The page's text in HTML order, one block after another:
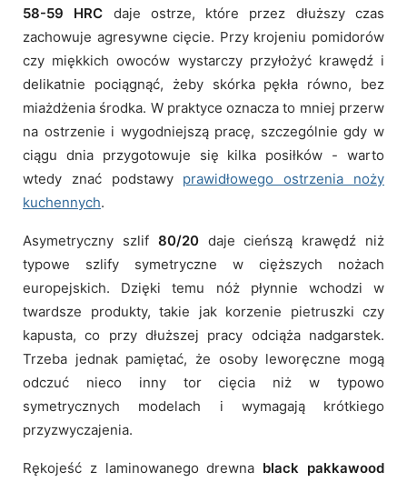
58-59 HRC daje ostrze, które przez dłuższy czas
zachowuje agresywne cięcie. Przy krojeniu pomidorów
czy miękkich owoców wystarczy przyłożyć krawędź i
delikatnie pociągnąć, żeby skórka pękła równo, bez
miażdżenia środka. W praktyce oznacza to mniej przerw
na ostrzenie i wygodniejszą pracę, szczególnie gdy w
ciągu dnia przygotowuje się kilka posiłków - warto
wtedy znać podstawy prawidłowego ostrzenia noży
kuchennych.
Asymetryczny szlif 80/20daje cieńszą krawędź niż
typowe szlify symetryczne w cięższych nożach
europejskich. Dzięki temu nóż płynnie wchodzi w
twardsze produkty, takie jak korzenie pietruszki czy
kapusta, co przy dłuższej pracy odciąża nadgarstek.
Trzeba jednak pamiętać, że osoby leworęczne mogą
odczuć nieco inny tor cięcia niż w typowo
symetrycznych modelach i wymagają krótkiego
przyzwyczajenia.
Rękojeść z laminowanego drewna black pakkawood